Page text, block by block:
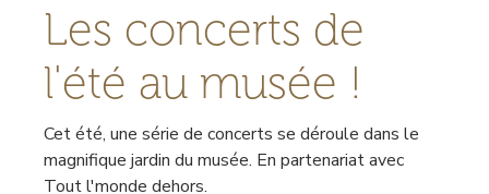
Les concerts de
l'été au musée !
Cet été, une série de concerts se déroule dans le
magnifique jardin du musée. En partenariat avec
Tout l'monde dehors.